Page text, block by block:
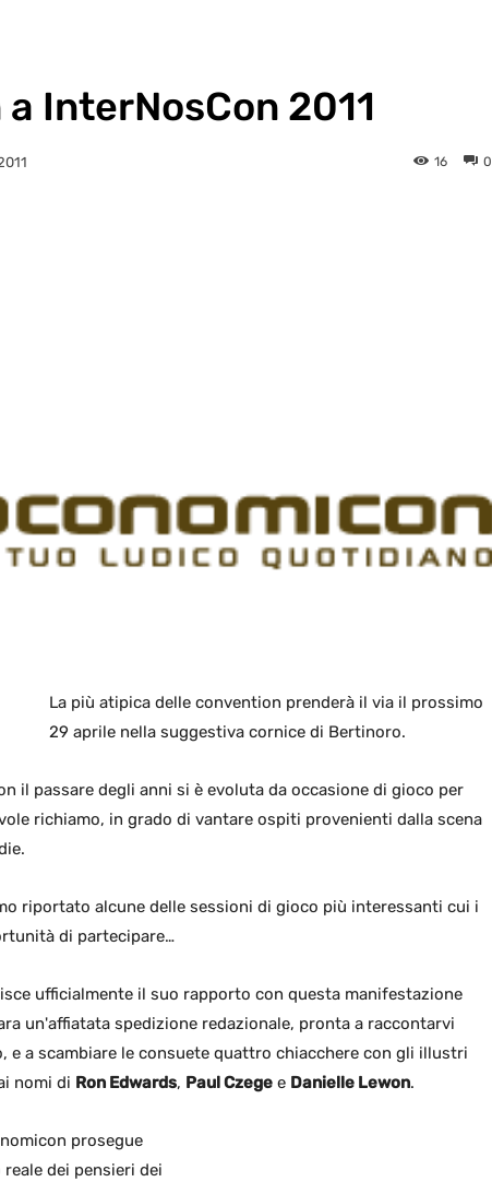
InterNosCon 2011
0
16
La più atipica delle convention prenderà il via il prossimo
29 aprile nella suggestiva cornice di Bertinoro.
il passare degli anni si è evoluta da occasione di gioco per
richiamo, in grado di vantare ospiti provenienti dalla scena
riportato alcune delle sessioni di gioco più interessanti cui i
di partecipare…
ufficialmente il suo rapporto con questa manifestazione
un'affiatata spedizione redazionale, pronta a raccontarvi
e a scambiare le consuete quattro chiacchere con gli illustri
nomi di Ron Edwards, Paul Czege e Danielle Lewon.
prosegue
dei pensieri dei